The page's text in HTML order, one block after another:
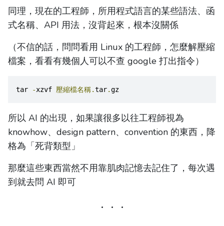
同理，現在的工程師，所用程式語言的某些語法、函
式名稱、API 用法，沒背起來，根本沒關係
（不信的話，問問看用 Linux 的工程師，怎麼解壓縮
檔案，看看有幾個人可以不查 google 打出指令）
tar -xzvf 壓縮檔名稱.tar.gz
所以 AI 的出現，如果讓很多以往工程師視為
knowhow、design pattern、convention 的東西，降
格為「死背類型」
那麼這些東西當然不用靠肌肉記憶去記住了，每次遇
到就去問 AI 即可